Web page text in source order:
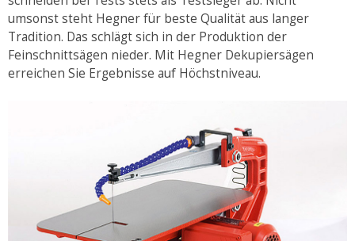
umsonst steht Hegner für beste Qualität aus langer
Tradition. Das schlägt sich in der Produktion der
Feinschnittsägen nieder. Mit Hegner Dekupiersägen
erreichen Sie Ergebnisse auf Höchstniveau.